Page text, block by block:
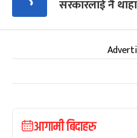
सरकारलाई नै
आगामी बिदाहरु